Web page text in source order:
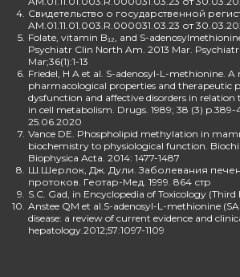
4. Свидетельство о государственной
AM.01.11.01.003.R.000031.03.23 от
5. Folate, vitamin B₁₂, and S-
Psychiatr Clin North Am. 2013 Mar.
Mar;36(1):1-13
6. Friedel, H A et al. S-adenosyl-L-methionine. A
pharmacological properties and therapeutic
dysfunction and affective disorders in relation
in cell metabolism. Drugs. 1989; 38 (3) p.389-
25.06.2020
7. Vance DE. Phospholipid methylation in
biochemistry to physiological function.
Biophysica Acta. 2014: 1477-1487
8. Ш.Шерлок, Дж. Дули. Заболевания
протоков. Геотар-Мед. 1999. 864 стр
9. S.C. Gad, in Encyclopedia of Toxicology
10. Anstee QM et al.S-adenosyl-L-methionine
disease: a review of current evidence and
hepatology.2012;57:1097-1109